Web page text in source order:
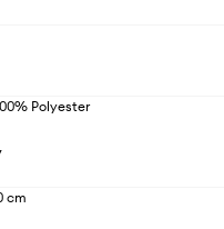
Polyester
cm